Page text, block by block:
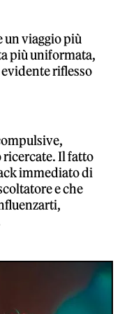
un viaggio più
più uniformata,
riflesso
ricercate. Il fatto
immediato di
e che